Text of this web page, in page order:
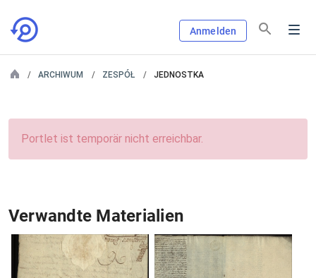
Anmelden
ARCHIWUM ZESPÓŁ JEDNOSTKA
Portlet ist temporär nicht erreichbar.
Verwandte Materialien